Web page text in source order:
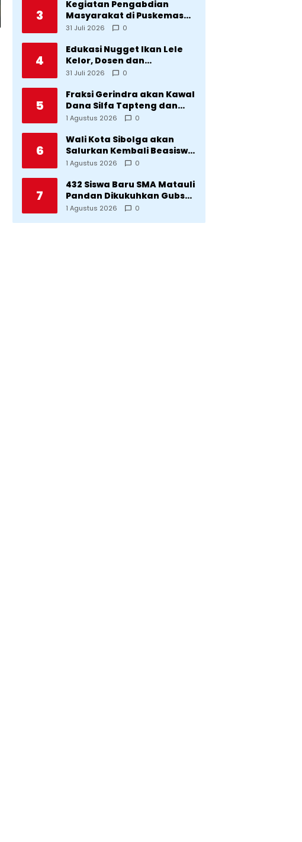
3
Kegiatan Pengabdian
Masyarakat di Puskemas
Sitadatada
31 Juli 2026 0
4
Edukasi Nugget Ikan Lele
Kelor, Dosen dan
Mahasiswa Dorong
Desa Silangkitang
Kecamatan Pahae Jae
31 Juli 2026 0
5
Fraksi Gerindra akan Kawal
Dana Silfa Tapteng dan
TKD Rp298 Miliar: Jangan
dan Provinsi Diklaim
Kerjaan Tapteng
1 Agustus 2026 0
6
Wali Kota Sibolga akan
Salurkan Kembali Beasiswa
Rp1 Miliar: Diproritaskan
Bencana
1 Agustus 2026 0
7
432 Siswa Baru SMA Matauli
Pandan Dikukuhkan Gubsu:
32 Tahun Matauli Cetak
1 Agustus 2026 0